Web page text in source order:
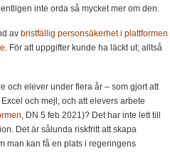
inte orda så mycket mer om den.
av bristfällig personsäkerhet i plattformen
. För att uppgifter kunde ha läckt ut; alltså
och elever under flera år – som gjort att
och mejl, och att elevers arbete
, DN 5 feb 2021)? Det har inte lett till
Det är sålunda riskfritt att skapa
man kan få en plats i regeringens